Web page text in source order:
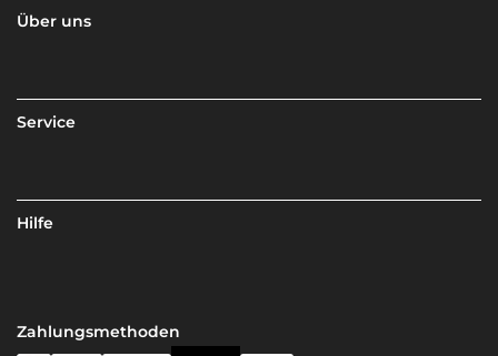
Über uns
Service
Hilfe
Zahlungsmethoden